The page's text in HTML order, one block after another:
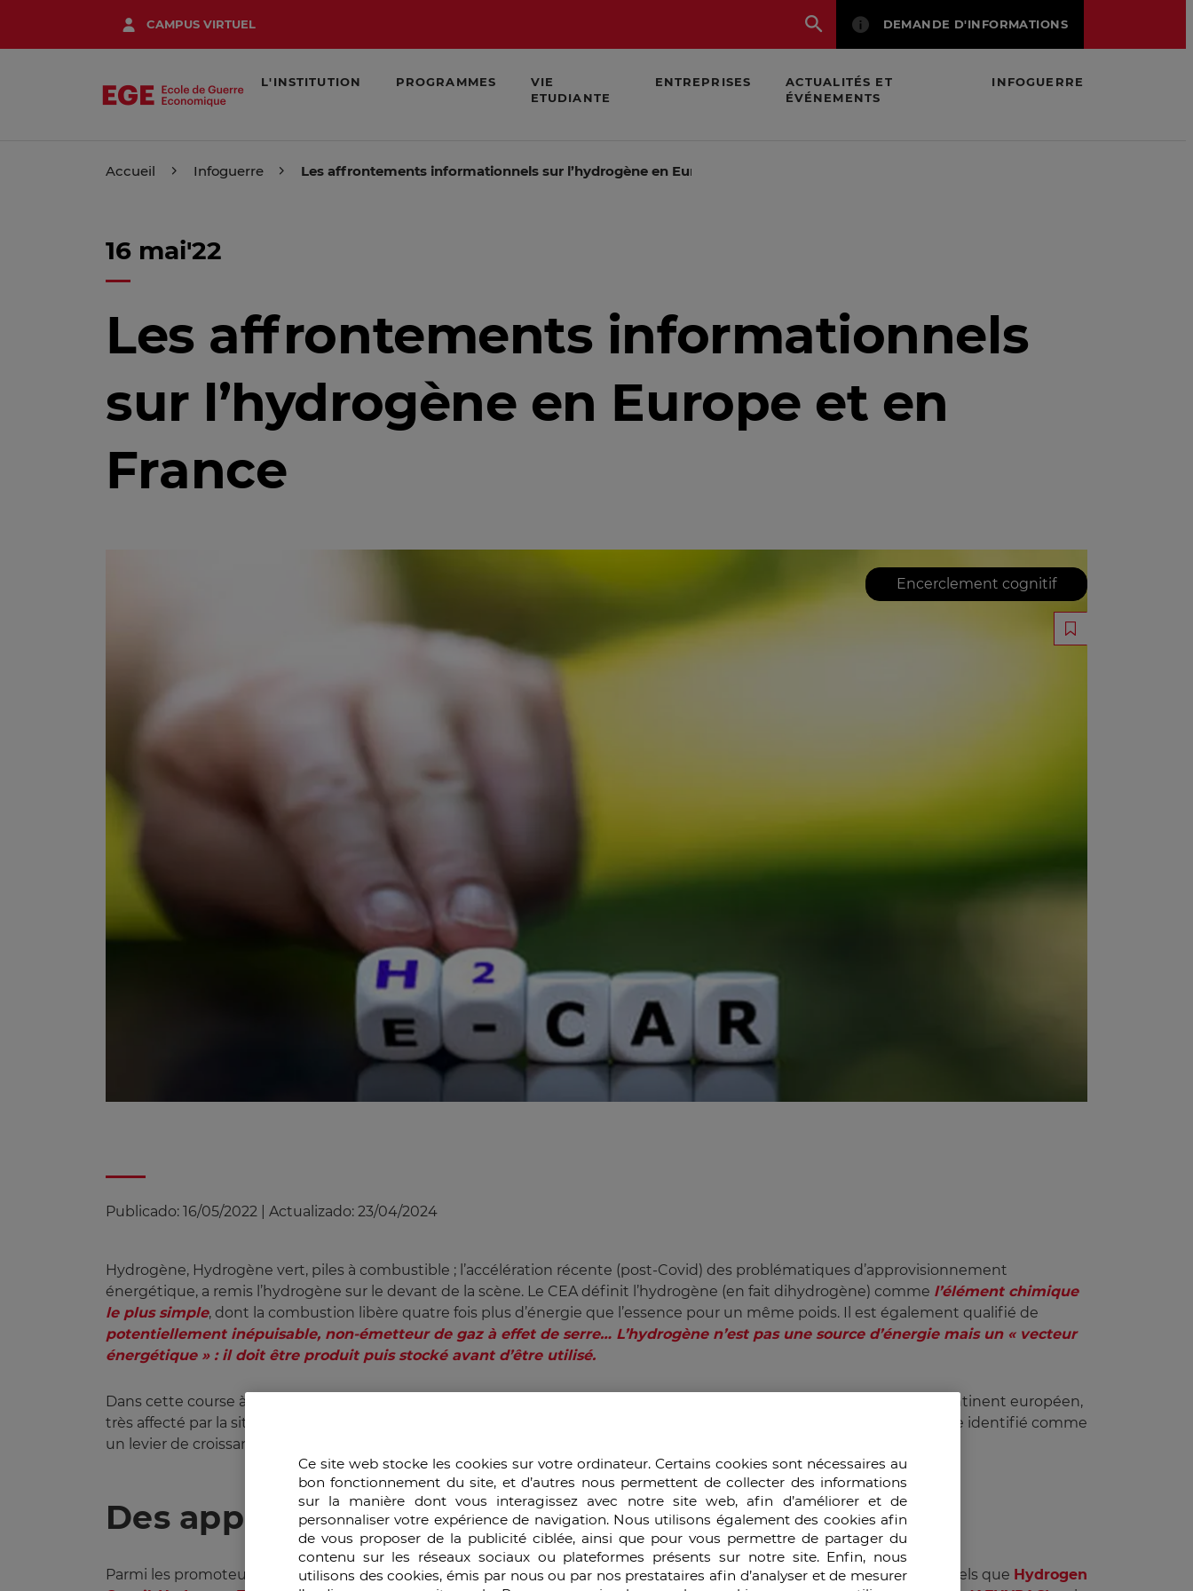
contenu
CAMPUS VIRTUEL DEMANDE D'INFORMATIONS
L'INSTITUTION PROGRAMMES
VIE
ETUDIANTE
ENTREPRISES
ACTUALITÉS ET
ÉVÉNEMENTS
INFOGUERRE
Accueil Infoguerre Les affrontements informationnels sur l’hydrogène en Europe et en France
16 mai'22
Les affrontements informationnels
sur l’hydrogène en Europe et en
France
Encerclement cognitif
Publicado: 16/05/2022 Actualizado: 23/04/2024
Hydrogène, Hydrogène vert, piles à combustible ; l’accélération récente (post-Covid) des problématiques d’approvisionnement
énergétique, a remis l’hydrogène sur le devant de la scène. Le CEA définit l’hydrogène (en fait dihydrogène) comme l’élément chimique
le plus simple, dont la combustion libère quatre fois plus d’énergie que l’essence pour un même poids. Il est également qualifié de
potentiellement inépuisable, non-émetteur de gaz à effet de serre… L’hydrogène n’est pas une source d’énergie mais un « vecteur
énergétique » : il doit être produit puis stocké avant d’être utilisé.
Dans cette course à l’hydrogène des pays tels que le Chili, le Canada, ou bien sûr en
se sont démarqués. Sur le continent européen,
très affecté par la situation en Ukraine sur son mix énergétique, il est intéressant d’analyser la dynamique de l’hydrogène identifié comme
un levier de croissance et d’identifier les affrontements informationnels que ce dernier a suscités.
Des applications prometteuses
Parmi les promoteurs de l’hydrogène, on compte naturellement les associations, organismes représentatifs de la filière tels que Hydrogen
Ce site web stocke les cookies sur votre ordinateur. Certains cookies sont nécessaires au
bon fonctionnement du site, et d’autres nous permettent de collecter des informations
sur la manière dont vous interagissez avec notre site web, afin d’améliorer et de
personnaliser votre expérience de navigation. Nous utilisons également des cookies afin
de vous proposer de la publicité ciblée, ainsi que pour vous permettre de partager du
contenu sur les réseaux sociaux ou plateformes présents sur notre site. Enfin, nous
utilisons des cookies, émis par nous ou par nos prestataires afin d’analyser et de mesurer